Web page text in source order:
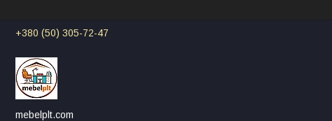
+380 (50) 305-72-47
mebelplt.com